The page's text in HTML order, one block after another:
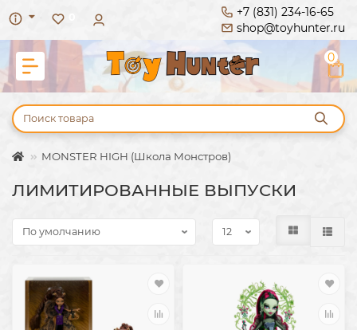
+7 (831) 234-16-65
shop@toyhunter.ru
0
MONSTER HIGH (Школа Монстров)
ЛИМИТИРОВАННЫЕ ВЫПУСКИ